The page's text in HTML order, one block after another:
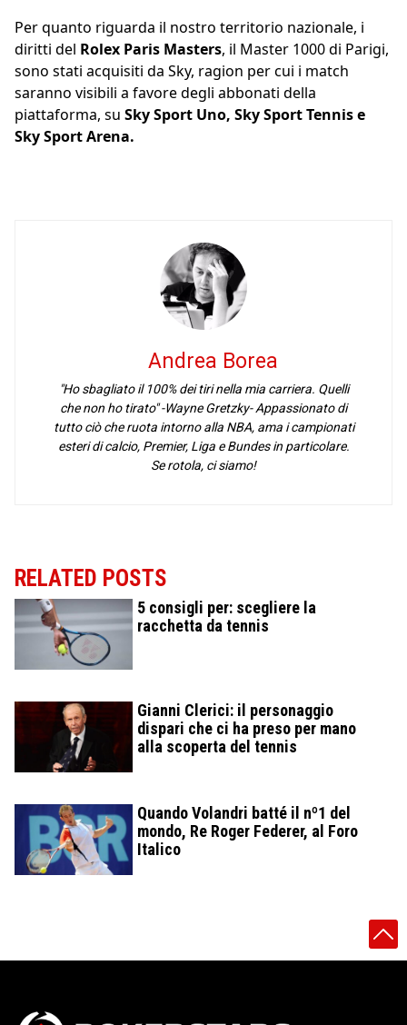
Per quanto riguarda il nostro territorio nazionale, i
diritti del Rolex Paris Masters, il Master 1000 di Parigi,
sono stati acquisiti da Sky, ragion per cui i match
saranno visibili a favore degli abbonati della
piattaforma, su Sky Sport Uno, Sky Sport Tennis e
Sky Sport Arena.
Andrea Borea
"Ho sbagliato il 100% dei tiri nella mia carriera. Quelli
che non ho tirato" -Wayne Gretzky- Appassionato di
tutto ciò che ruota intorno alla NBA, ama i campionati
esteri di calcio, Premier, Liga e Bundes in particolare.
Se rotola, ci siamo!
RELATED POSTS
5 consigli per: scegliere la
racchetta da tennis
Gianni Clerici: il personaggio
dispari che ci ha preso per mano
alla scoperta del tennis
Quando Volandri batté il nº1 del
mondo, Re Roger Federer, al Foro
Italico